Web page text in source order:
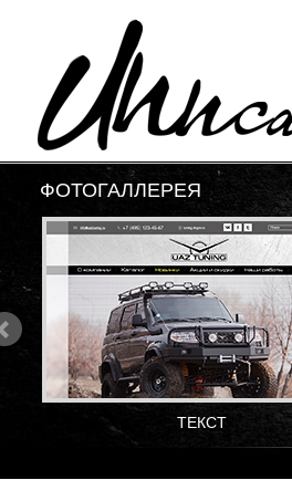
ФОТОГАЛЛЕРЕЯ
ТЕКСТ